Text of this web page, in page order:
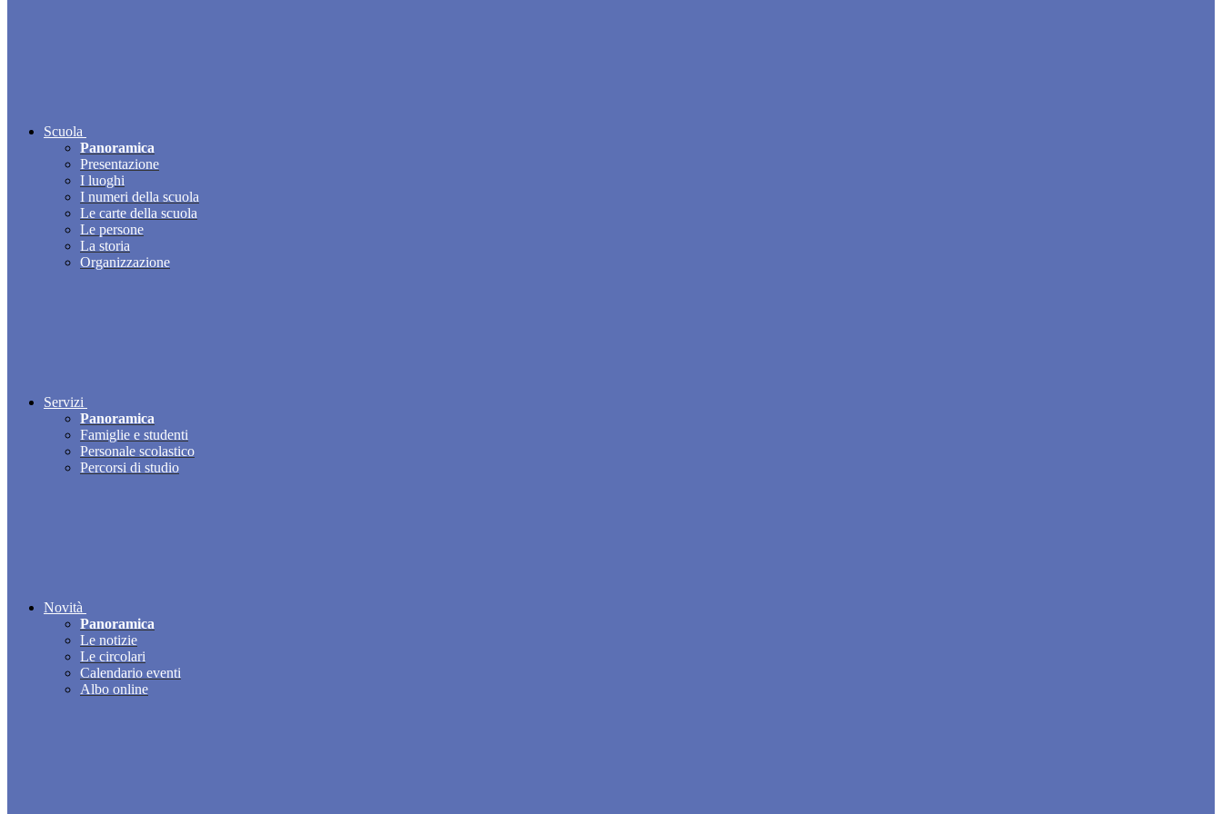
Scuola
Panoramica
Presentazione
I luoghi
I numeri della scuola
Le carte della scuola
Le persone
La storia
Organizzazione
Servizi
Panoramica
Famiglie e studenti
Personale scolastico
Percorsi di studio
Novità
Panoramica
Le notizie
Le circolari
Calendario eventi
Albo online